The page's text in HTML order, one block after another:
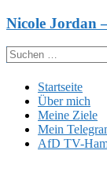
Zum
springen
Nicole Jordan
Suchen
nach:
Startseite
Über mich
Meine Ziele
Mein
AfD TV-